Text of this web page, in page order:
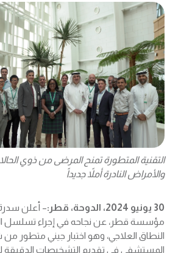
التقنية المتطورة تمنح المرضى من ذوي
والأمراض النادرة أملاً جديداً
30 يونيو 2024، الدوحة، قطر:
– أعلن
مؤسسة قطر، عن نجاحه في إجراء تسلسل
النطاق العلاجي، وهو اختبار جيني متطور
المستشفى في تقديم التشخيصات الدقيقة